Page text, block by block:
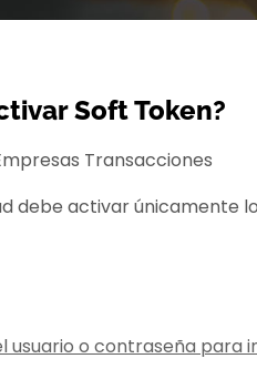
Soft Token?
Transacciones
debe activar únicamente
usuario o contraseña para